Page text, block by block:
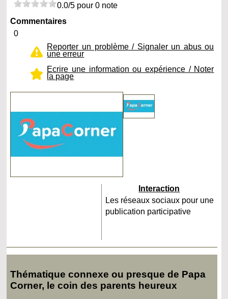
0.0/5 pour 0 note
Commentaires
0
Reporter un problème / Signaler un abus ou
une erreur
Ecrire une information ou expérience / Noter
la page
Interaction
Les réseaux sociaux pour une
publication participative
Thématique connexe ou presque de Papa
Corner, le coin des parents heureux